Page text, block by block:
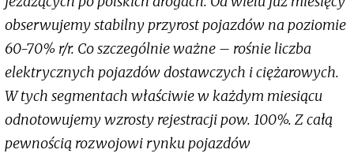
obserwujemy stabilny przyrost pojazdów na poziomie
60-70% r/r. Co szczególnie ważne – rośnie liczba
elektrycznych pojazdów dostawczych i ciężarowych.
W tych segmentach właściwie w każdym miesiącu
odnotowujemy wzrosty rejestracji pow. 100%. Z całą
pewnością rozwojowi rynku pojazdów